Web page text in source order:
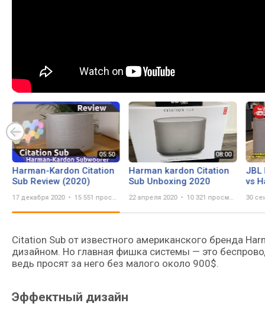
Harman-Kardon Citation
Sub Review (2020)
17 декабря 2020 15 551 просмотр
Harman kardon Citation
Sub Unboxing 2020
22 апреля 2020 10 321 просмотр
JBL
vs
Sub
30
Citation Sub от известного американского бренда
дизайном. Но главная фишка системы — это
ведь просят за него без малого около 900$.
Эффектный дизайн